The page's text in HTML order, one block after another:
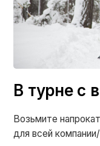
В турне с
Возьмите
для всей